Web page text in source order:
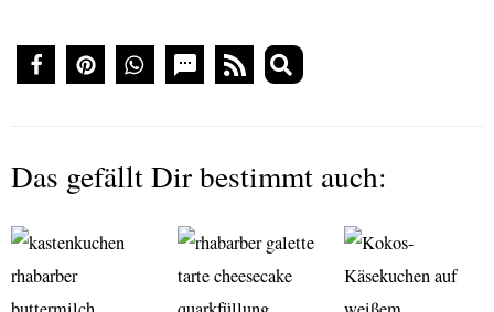
Das gefällt Dir bestimmt auch: